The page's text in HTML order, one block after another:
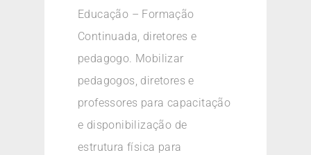
Educação – Formação
Continuada, diretores e
pedagogo. Mobilizar
pedagogos, diretores e
professores para capacitação
e disponibilização de
estrutura física para